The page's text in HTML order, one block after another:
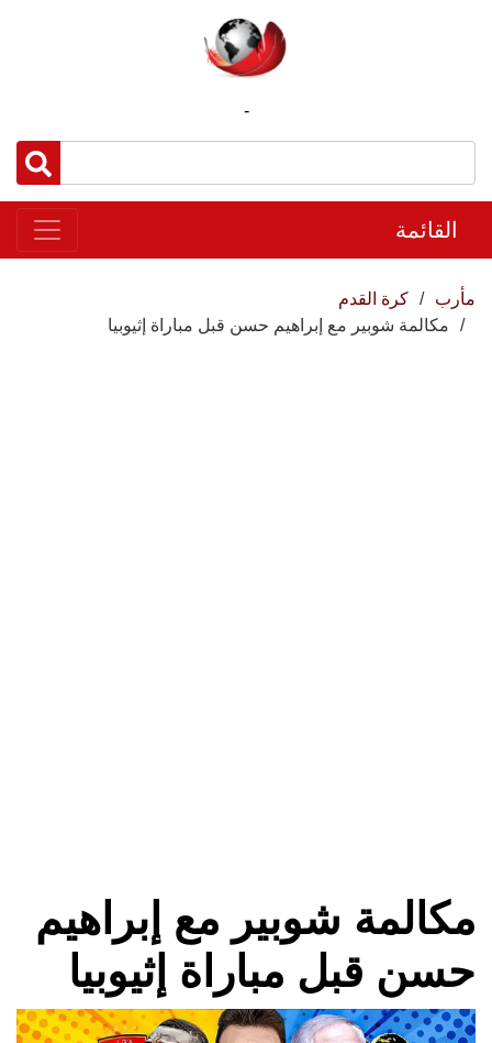
-
القائمة
مأرب
كرة القدم
مكالمة شوبير مع إبراهيم حسن قبل مباراة إثيوبيا
مكالمة شوبير مع إبراهيم
حسن قبل مباراة إثيوبيا